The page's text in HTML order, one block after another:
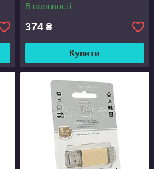
В наявності
374 ₴
Купити